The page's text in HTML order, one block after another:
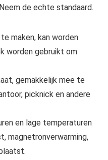
de echte standaard.
maken, kan worden
worden gebruikt om
gemakkelijk mee te
picknick en andere
en lage temperaturen
magnetronverwarming,